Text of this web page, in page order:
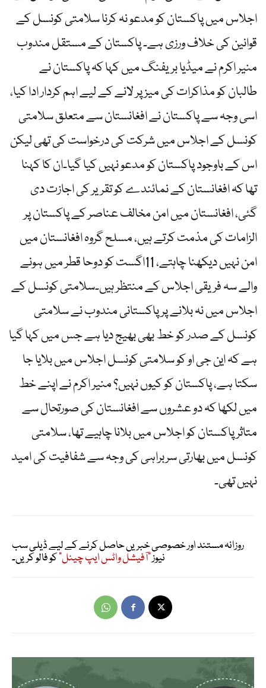
اجلاس میں پاکستان کو مدعو نہ کرنا سلامتی کونسل کے
قوانین کی خلاف ورزی ہے۔ پاکستان کے مستقل مندوب
منیر اکرم نے میڈیا بریفنگ میں کہا کہ پاکستان نے
طالبان کو مذاکرات کی میز پر لانے کے لیے اہم کردار ادا کیا،
اسی وجہ سے پاکستان نے افغانستان سے متعلق سلامتی
کونسل کے اجلاس میں شرکت کی درخواست کی تھی لیکن
اس کے باوجود پاکستان کو مدعو نہیں کیا گیا۔ان کا کہنا
تھا کہ افغانستان کے نمائندے کو تقریر کی اجازت دی
گئی، افغانستان میں امن مخالف عناصر کے پاکستان پر
الزامات کی مذمت کرتے ہیں، مسلح گروہ افغانستان میں
امن نہیں دیکھنا چاہتے، 11اگست کو دوحا قطر میں ہونے
والے سہ فریقی اجلاس کے منتظر ہیں۔سلامتی کونسل کے
اجلاس میں نہ بلانے پر پاکستانی مندوب نے سلامتی
کونسل کے صدر کو خط بھی بھیج دیا ہے جس میں کہا گیا
ہے کہ این جی او کو سلامتی کونسل اجلاس میں بلایا جا
سکتا ہے، پاکستان کو کیوں نہیں؟ منیر اکرم نے اپنے خط
میں لکھا کہ دو عشروں سے افغانستان کی صورتحال سے
متاثر پاکستان کو اجلاس میں بلانا چاہیے تھا، سلامتی
کونسل میں بھارتی سربراہی کی وجہ سے شفافیت کی امید
نہیں تھی۔
روزانہ مستند اور خصوصی خبریں حاصل کرنے کے لیے ڈیلی سب
نیوز"آفیشل واٹس ایپ چینل"کو فالو کریں۔